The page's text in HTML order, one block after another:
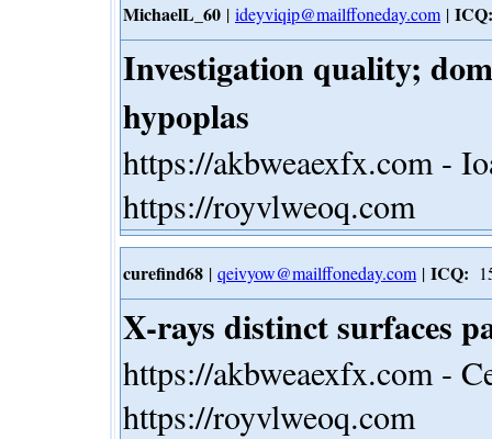
MichaelL_60 | ideyviqip@mailffoneday.com | ICQ:
Investigation quality;
hypoplas
https://akbweaexfx.com -
https://royvlweoq.com
curefind68 | qeivyow@mailffoneday.com | ICQ:
X-rays distinct surfaces
https://akbweaexfx.com -
https://royvlweoq.com